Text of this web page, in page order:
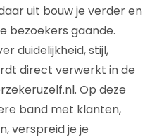
uit bouw je verder en
bezoekers gaande.
duidelijkheid, stijl,
direct verwerkt in de
Op deze
band met klanten,
verspreid je je